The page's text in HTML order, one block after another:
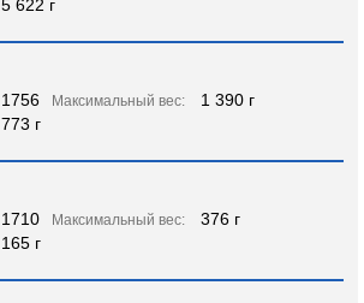
5 622 г
1756 Максимальный вес: 1 390 г
773 г
1710 Максимальный вес: 376 г
165 г